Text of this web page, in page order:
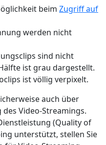
beim Zugriff auf
werden nicht
sind nicht
ist grau dargestellt.
ist völlig verpixelt.
auch über
Video-Streamings.
(Quality of
unterstützt, stellen Sie